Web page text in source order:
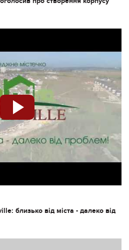
близько від міста - далеко від